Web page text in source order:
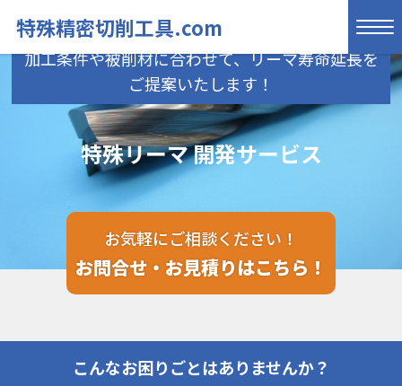
特殊精密切削工具.com
加工条件や被削材に合わせて、リーマ寿命延長を
ご提案いたします！
特殊リーマ 開発サービス
お気軽にご相談ください！
お問合せ・お見積りはこちら！
こんなお困りごとはありませんか？